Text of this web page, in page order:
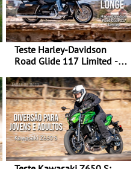
Teste Harley-Davidson
Road Glide 117 Limited - A